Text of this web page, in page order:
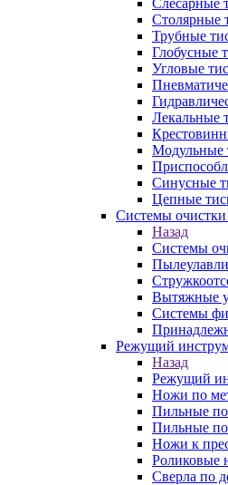
Слесарные
Столярные
Трубные
Глобусные
Угловые
Лекальные
Модульные
Синусные
Цепные
Системы очистки
Назад
Системы
Вытяжные
Системы
Режущий
Назад
Режущий
Ножи по
Пильные
Пильные
Ножи к
Роликовые
Сверла по